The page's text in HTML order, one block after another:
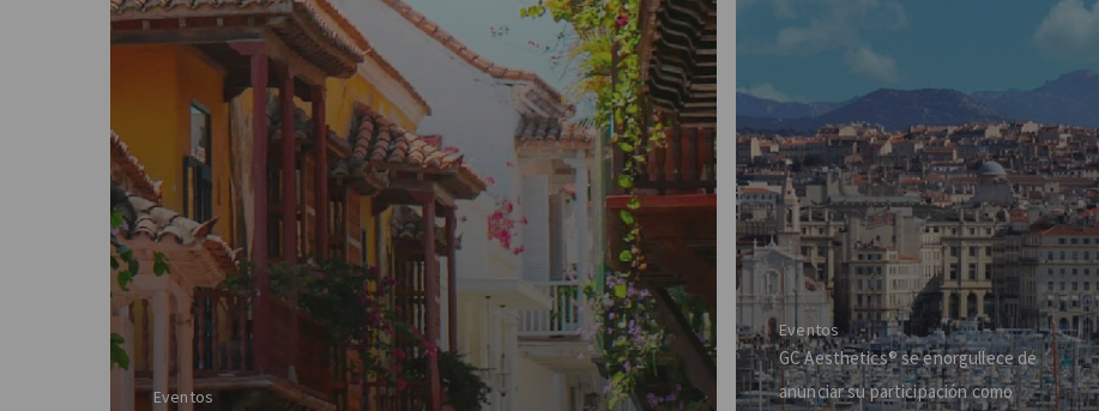
Eventos
Eventos
GC Aesthetics® se enorgullece de
anunciar su participación como